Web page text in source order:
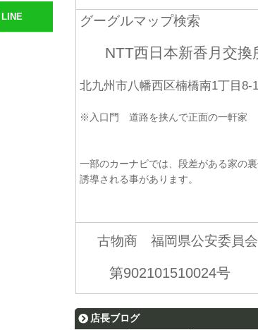
LINE グーグルマップ検索
NTT西日本新香月交
北九州市八幡西区楠橋南1丁目8-
※入口門 道路を挟んで正面の一軒家
一部のカーナビでは、段差がある家の
誘導される事があります。
古物商 福岡県公安委員会
第902101510024号
店長ブログ